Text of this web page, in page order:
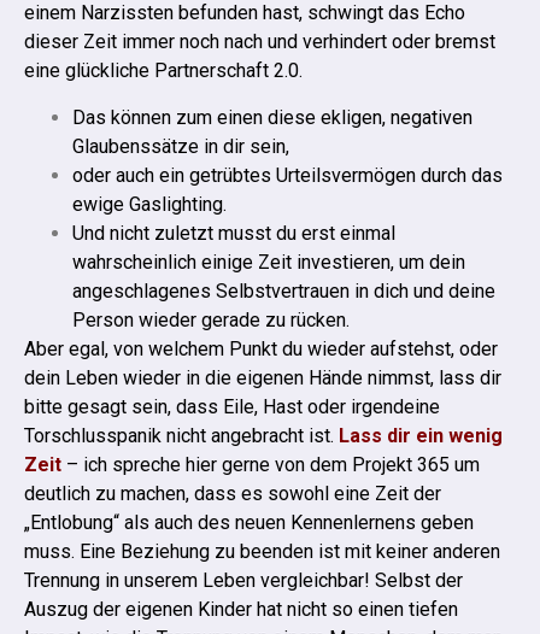
einem Narzissten befunden hast, schwingt das Echo
dieser Zeit immer noch nach und verhindert oder bremst
eine glückliche Partnerschaft 2.0.
Das können zum einen diese ekligen, negativen
Glaubenssätze in dir sein,
oder auch ein getrübtes Urteilsvermögen durch das
ewige Gaslighting.
Und nicht zuletzt musst du erst einmal
wahrscheinlich einige Zeit investieren, um dein
angeschlagenes Selbstvertrauen in dich und deine
Person wieder gerade zu rücken.
Aber egal, von welchem Punkt du wieder aufstehst, oder
dein Leben wieder in die eigenen Hände nimmst, lass dir
bitte gesagt sein, dass Eile, Hast oder irgendeine
Torschlusspanik nicht angebracht ist. Lass dir ein wenig
Zeit – ich spreche hier gerne von dem Projekt 365 um
deutlich zu machen, dass es sowohl eine Zeit der
„Entlobung“ als auch des neuen Kennenlernens geben
muss. Eine Beziehung zu beenden ist mit keiner anderen
Trennung in unserem Leben vergleichbar! Selbst der
Auszug der eigenen Kinder hat nicht so einen tiefen